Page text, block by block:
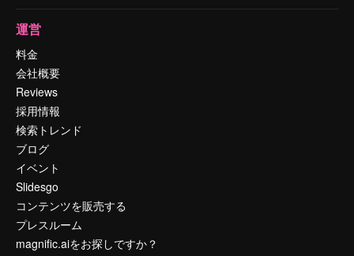
運営
料金
会社概要
Reviews
採用情報
検索トレンド
ブログ
イベント
Slidesgo
コンテンツを販売する
プレスルーム
magnific.aiをお探しですか？